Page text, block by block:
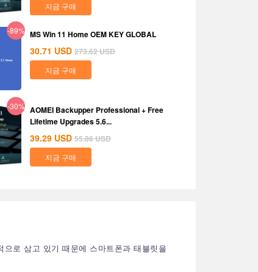
지금 구매
-89% MS Win 11 Home OEM KEY GLOBAL
30.71 USD 273.62USD
지금 구매
-30% AOMEI Backupper Professional + Free
Lifetime Upgrades 5.6...
39.29 USD 55.86USD
지금 구매
로 삼고 있기 때문에 스마트폰과 태블릿을